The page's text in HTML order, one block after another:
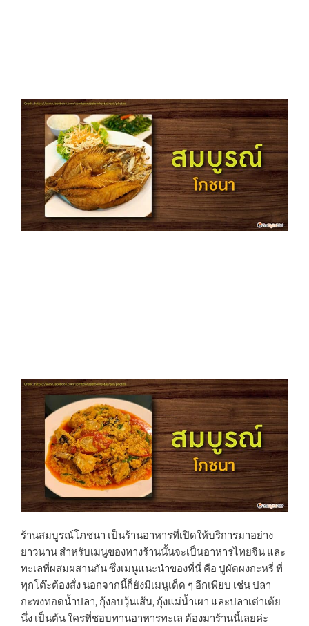
ร้านสมบูรณ์โภชนา เป็นร้านอาหารที่เปิดให้บริการมาอย่าง
ยาวนาน สำหรับเมนูของทางร้านนั้นจะเป็นอาหารไทยจีน และ
ทะเลที่ผสมผสานกัน ซึ่งเมนูแนะนำของที่นี่ คือ ปูผัดผงกะหรี่ ที่
ทุกโต๊ะต้องสั่ง นอกจากนี้ก็ยังมีเมนูเด็ด ๆ อีกเพียบ เช่น ปลา
กะพงทอดน้ำปลา, กุ้งอบวุ้นเส้น, กุ้งแม่น้ำเผา และปลาเต๋าเต้ย
นึ่ง เป็นต้น ใครที่ชอบทานอาหารทะเล ต้องมาร้านนี้เลยค่ะ